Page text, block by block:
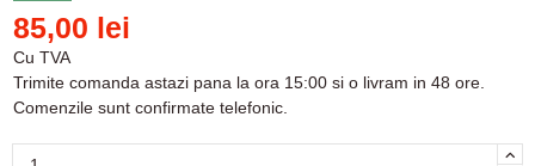
85,00 lei
Cu TVA
Trimite comanda astazi pana la ora 15:00 si o livram in 48 ore.
Comenzile sunt confirmate telefonic.